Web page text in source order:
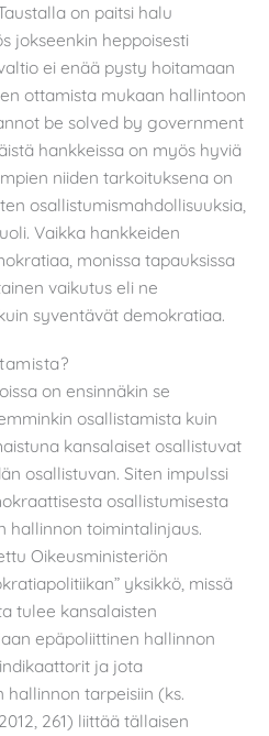
on paitsi halu
jokseenkin heppoisesti
ei enää pysty hoitamaan
ottamista mukaan hallintoon
be solved by government
hankkeissa on myös hyviä
niiden tarkoituksena on
osallistumismahdollisuuksia,
Vaikka hankkeiden
monissa tapauksissa
vaikutus eli ne
syventävät demokratiaa.
on ensinnäkin se
osallistamista kuin
kansalaiset osallistuvat
osallistuvan. Siten impulssi
osallistumisesta
hallinnon toimintalinjaus.
Oikeusministeriön
yksikkö, missä
tulee kansalaisten
epäpoliittinen hallinnon
ja jota
tarpeisiin (ks.
261) liittää tällaisen